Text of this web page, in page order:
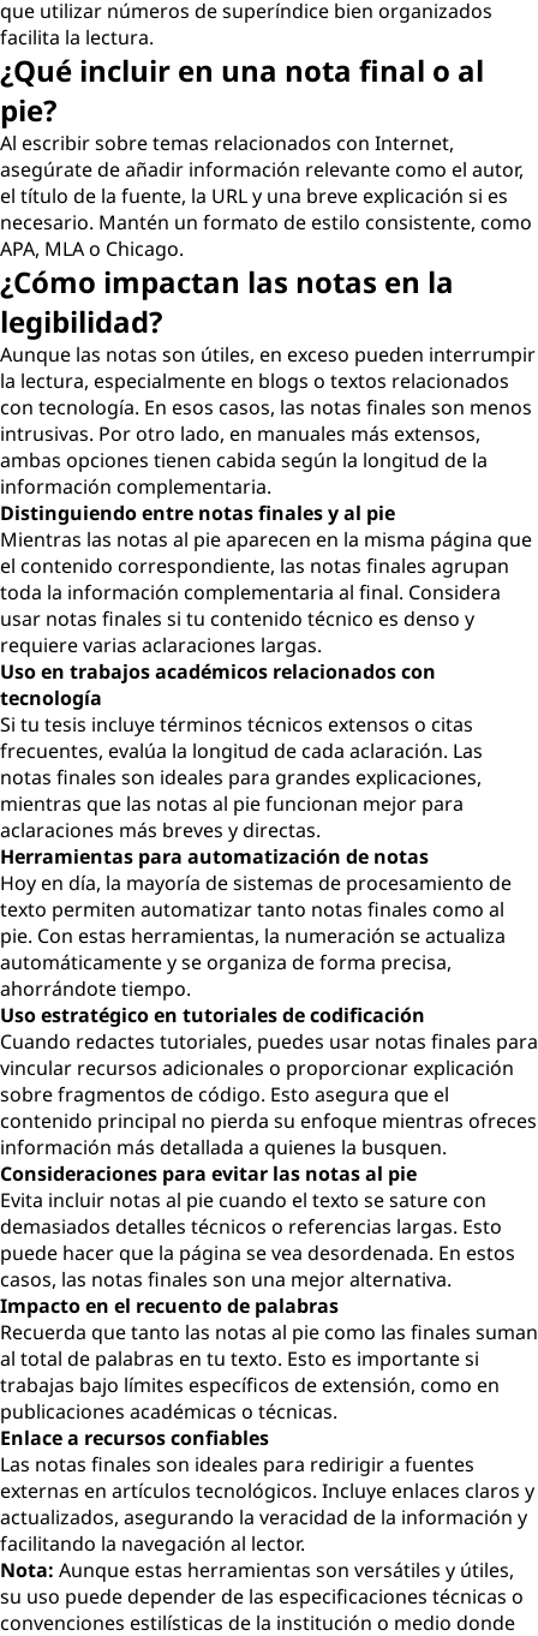
que utilizar números de superíndice bien organizados
facilita la lectura.
¿Qué incluir en una nota final o al
pie?
Al escribir sobre temas relacionados con Internet,
asegúrate de añadir información relevante como el autor,
el título de la fuente, la URL y una breve explicación si es
necesario. Mantén un formato de estilo consistente, como
APA, MLA o Chicago.
¿Cómo impactan las notas en la
legibilidad?
Aunque las notas son útiles, en exceso pueden interrumpir
la lectura, especialmente en blogs o textos relacionados
con tecnología. En esos casos, las notas finales son menos
intrusivas. Por otro lado, en manuales más extensos,
ambas opciones tienen cabida según la longitud de la
información complementaria.
Distinguiendo entre notas finales y al pie
Mientras las notas al pie aparecen en la misma página que
el contenido correspondiente, las notas finales agrupan
toda la información complementaria al final. Considera
usar notas finales si tu contenido técnico es denso y
requiere varias aclaraciones largas.
Uso en trabajos académicos relacionados con
tecnología
Si tu tesis incluye términos técnicos extensos o citas
frecuentes, evalúa la longitud de cada aclaración. Las
notas finales son ideales para grandes explicaciones,
mientras que las notas al pie funcionan mejor para
aclaraciones más breves y directas.
Herramientas para automatización de notas
Hoy en día, la mayoría de sistemas de procesamiento de
texto permiten automatizar tanto notas finales como al
pie. Con estas herramientas, la numeración se actualiza
automáticamente y se organiza de forma precisa,
ahorrándote tiempo.
Uso estratégico en tutoriales de codificación
Cuando redactes tutoriales, puedes usar notas finales para
vincular recursos adicionales o proporcionar explicación
sobre fragmentos de código. Esto asegura que el
contenido principal no pierda su enfoque mientras ofreces
información más detallada a quienes la busquen.
Consideraciones para evitar las notas al pie
Evita incluir notas al pie cuando el texto se sature con
demasiados detalles técnicos o referencias largas. Esto
puede hacer que la página se vea desordenada. En estos
casos, las notas finales son una mejor alternativa.
Impacto en el recuento de palabras
Recuerda que tanto las notas al pie como las finales suman
al total de palabras en tu texto. Esto es importante si
trabajas bajo límites específicos de extensión, como en
publicaciones académicas o técnicas.
Enlace a recursos confiables
Las notas finales son ideales para redirigir a fuentes
externas en artículos tecnológicos. Incluye enlaces claros y
actualizados, asegurando la veracidad de la información y
facilitando la navegación al lector.
Nota: Aunque estas herramientas son versátiles y útiles,
su uso puede depender de las especificaciones técnicas o
convenciones estilísticas de la institución o medio donde